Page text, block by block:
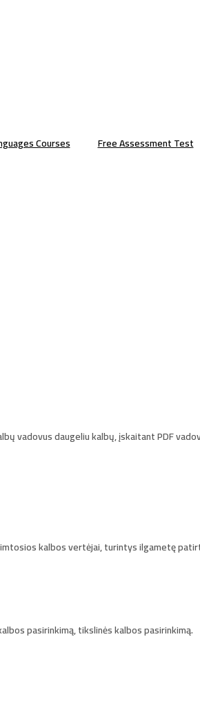
Courses Free Assessment Test
vadovus daugeliu kalbų, įskaitant PDF
kalbos vertėjai, turintys ilgametę
pasirinkimą, tikslinės kalbos pasirinkimą.